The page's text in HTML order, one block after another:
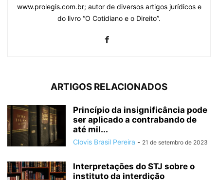
www.prolegis.com.br; autor de diversos artigos jurídicos e
do livro “O Cotidiano e o Direito”.
ARTIGOS RELACIONADOS
Princípio da insignificância pode
ser aplicado a contrabando de
até mil...
Clovis Brasil Pereira - 21 de setembro de 2023
Interpretações do STJ sobre o
instituto da interdição